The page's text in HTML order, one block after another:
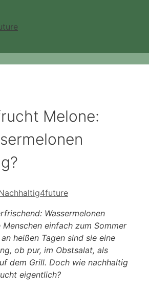
Melone:
Wassermelonen
einfach zum Sommer
heißen Tagen sind sie eine
ob pur, im Obstsalat, als
dem Grill. Doch wie nachhaltig
eigentlich?